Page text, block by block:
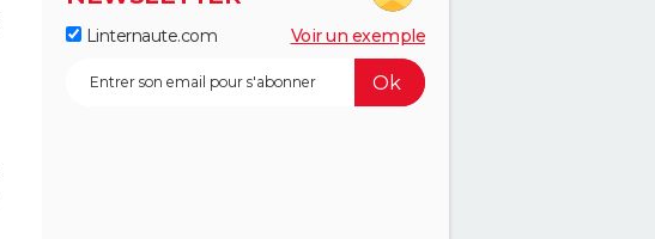
Linternaute.com Voir un exemple